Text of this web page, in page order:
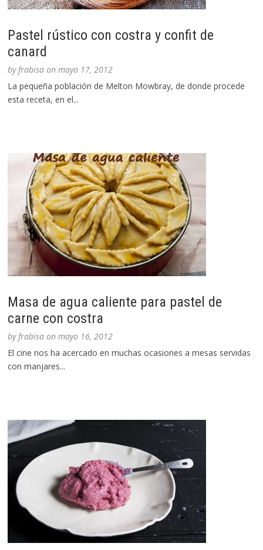
Pastel rústico con costra y confit de
canard
byfrabisa onmayo 17, 2012
La pequeña población de Melton Mowbray, de donde procede
esta receta, en el...
Masa de agua caliente para pastel de
carne con costra
byfrabisa onmayo 16, 2012
El cine nos ha acercado en muchas ocasiones a mesas servidas
con manjares...